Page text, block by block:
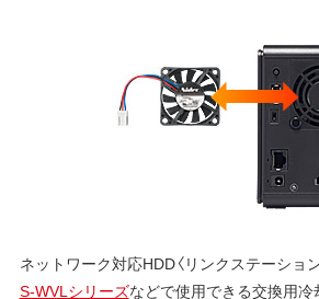
ネットワーク対応HDD〈リンクステーショ
S-WVLシリーズなどで使用できる交換用冷